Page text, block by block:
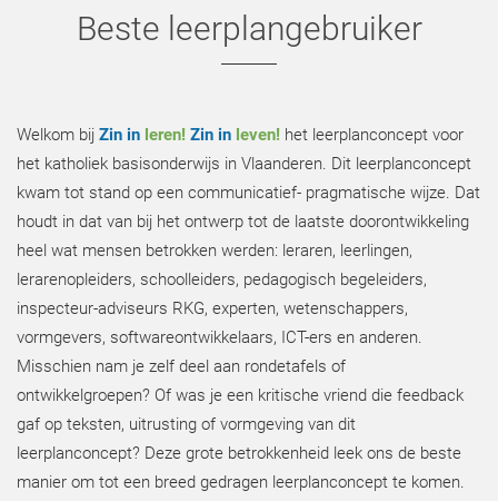
Beste leerplangebruiker
Welkom bij Zin in leren! Zin in leven! het leerplanconcept voor
het katholiek basisonderwijs in Vlaanderen. Dit leerplanconcept
kwam tot stand op een communicatief- pragmatische wijze. Dat
houdt in dat van bij het ontwerp tot de laatste doorontwikkeling
heel wat mensen betrokken werden: leraren, leerlingen,
lerarenopleiders, schoolleiders, pedagogisch begeleiders,
inspecteur-adviseurs RKG, experten, wetenschappers,
vormgevers, softwareontwikkelaars, ICT-ers en anderen.
Misschien nam je zelf deel aan rondetafels of
ontwikkelgroepen? Of was je een kritische vriend die feedback
gaf op teksten, uitrusting of vormgeving van dit
leerplanconcept? Deze grote betrokkenheid leek ons de beste
manier om tot een breed gedragen leerplanconcept te komen.